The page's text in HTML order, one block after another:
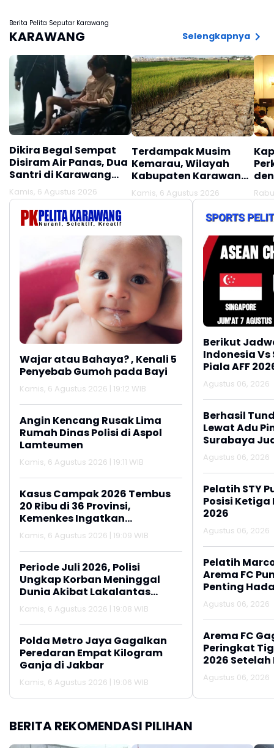
Berita Pelita Seputar Karawang
KARAWANG Selengkapnya
Dikira Begal Sempat
Disiram Air Panas, Dua
Santri di Karawang
Terluka Akibat Aksi
Oknum Linmas
Kamis, 6 Agustus 2026
Terdampak Musim
Kemarau, Wilayah
Kabupaten Karawang
Kekeringan Makin
Meluas
Kamis, 6 Agustus 2026
Wajar atau Bahaya? , Kenali 5
Penyebab Gumoh pada Bayi
Kamis, 6 Agustus 2026 | 19:12 WIB
Angin Kencang Rusak Lima
Rumah Dinas Polisi di Aspol
Lamteumen
Kamis, 6 Agustus 2026 | 19:11 WIB
Kasus Campak 2026 Tembus
20 Ribu di 36 Provinsi,
Kemenkes Ingatkan
Pentingnya Imunisasi
Lanjutan
Kamis, 6 Agustus 2026 | 19:09 WIB
Periode Juli 2026, Polisi
Ungkap Korban Meninggal
Dunia Akibat Lakalantas
Semester 1 Turun 22,92 Persen
Kamis, 6 Agustus 2026 | 19:08 WIB
Polda Metro Jaya Gagalkan
Peredaran Empat Kilogram
Ganja di Jakbar
Kamis, 6 Agustus 2026 | 19:06 WIB
Berikut
Indonesia
Piala AFF
Agustus 06, 2026
Berhasil
Lewat Adu
Surabaya
2026
Agustus 06, 2026
Pelatih STY
Posisi Ketiga
2026
Agustus 06, 2026
Pelatih
Arema FC
Penting
Agustus 06, 2026
Arema FC
Peringkat
2026
Persija
Agustus 06, 2026
BERITA REKOMENDASI PILIHAN